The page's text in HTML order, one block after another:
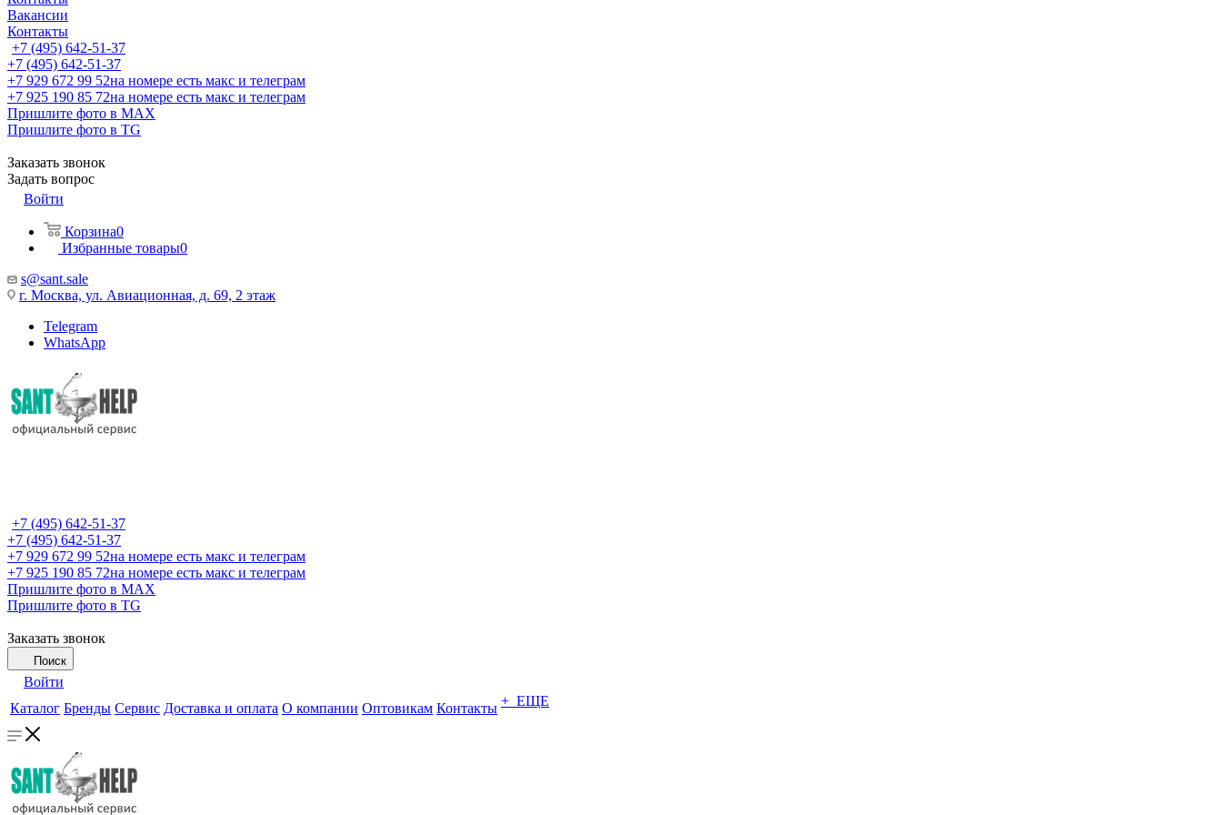
Вакансии
Контакты
+7 (495) 642-51-37
+7 (495) 642-51-37
+7 929 672 99 52на номере есть макс и телеграм
+7 925 190 85 72на номере есть макс и телеграм
Пришлите фото в MAX
Пришлите фото в TG
Заказать звонок
Задать вопрос
Войти
Корзина0
Избранные товары0
s@sant.sale
г. Москва, ул. Авиационная, д. 69, 2 этаж
Telegram
WhatsApp
+7 (495) 642-51-37
+7 (495) 642-51-37
+7 929 672 99 52на номере есть макс и телеграм
+7 925 190 85 72на номере есть макс и телеграм
Пришлите фото в MAX
Пришлите фото в TG
Заказать звонок
Поиск
Войти
Каталог Бренды Сервис Доставка и оплата О компании Оптовикам Контакты + ЕЩЕ